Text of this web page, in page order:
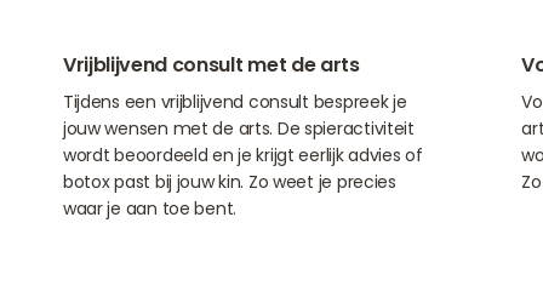
Vrijblijvend consult met de arts
Tijdens een vrijblijvend consult bespreek je
jouw wensen met de arts. De spieractiviteit
wordt beoordeeld en je krijgt eerlijk advies of
botox past bij jouw kin. Zo weet je precies
waar je aan toe bent.